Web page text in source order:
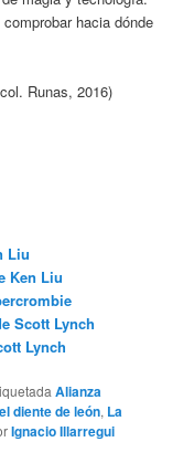
hacia dónde
Runas, 2016)
Liu
Ken Liu
Scott Lynch
Lynch
Alianza
diente de león, La
Ignacio Illarregui